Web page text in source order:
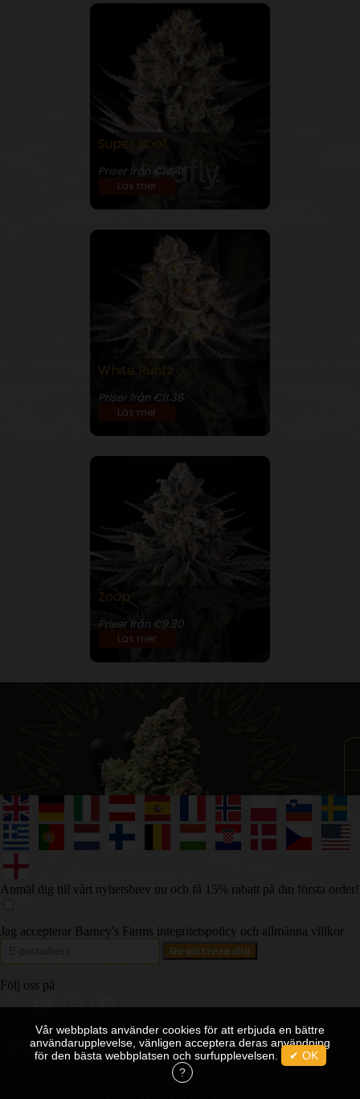
Super Boof
Priser från €14.46
Läs mer
White Runtz
Priser från €11.36
Läs mer
Zoap
Priser från €9.30
Läs mer
Anmäl dig till vårt nyhetsbrev nu och få 15% rabatt på din första order!
Jag accepterar Barney's Farms integritetspolicy och allmänna villkor
Följ oss på
Säkra betalningar
Grossist Logg in
Vår webbplats använder cookies för att erbjuda en bättre
användarupplevelse, vänligen acceptera deras användning
för den bästa webbplatsen och surfupplevelsen.
✔ OK
?